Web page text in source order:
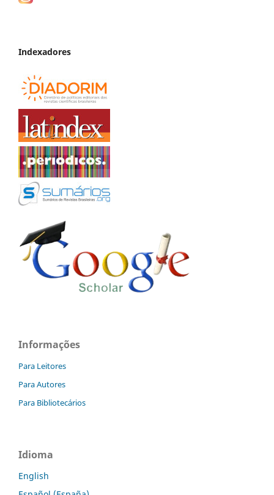
Indexadores
Informações
Para Leitores
Para Autores
Para Bibliotecários
Idioma
English